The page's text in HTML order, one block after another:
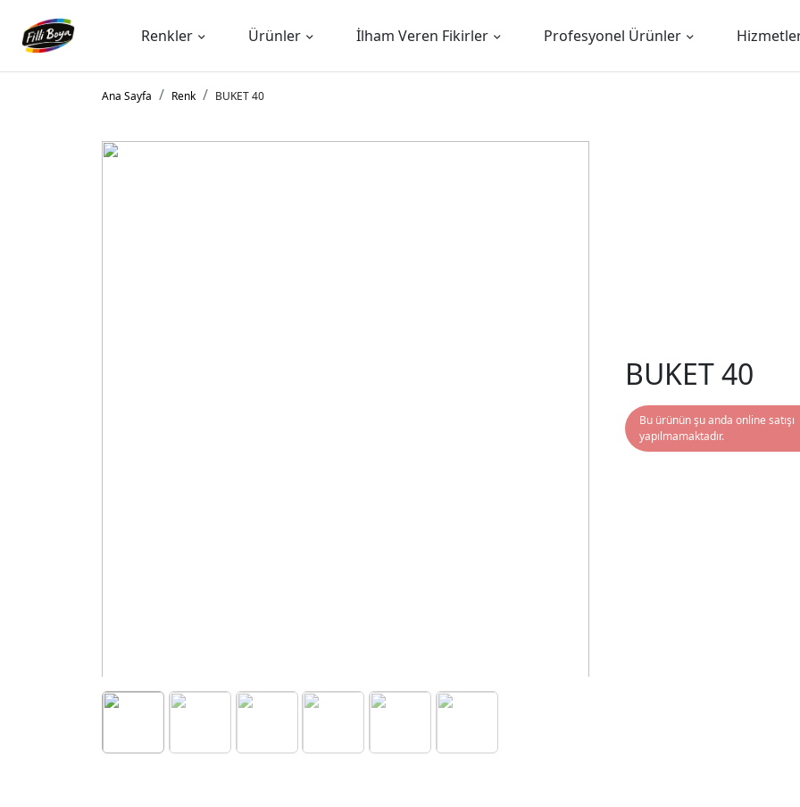
Renkler Ürünler İlham Veren Fikirler Profesyonel Ürünler
Ana Sayfa Renk BUKET 40
BUKET 40
Bu ürünün şu anda online satışı
yapılmamaktadır.